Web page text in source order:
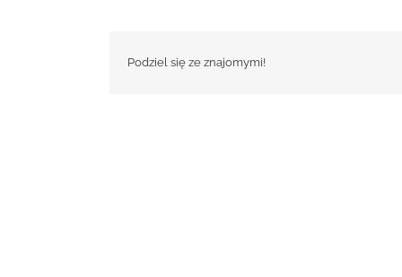
Podziel się ze znajomymi!